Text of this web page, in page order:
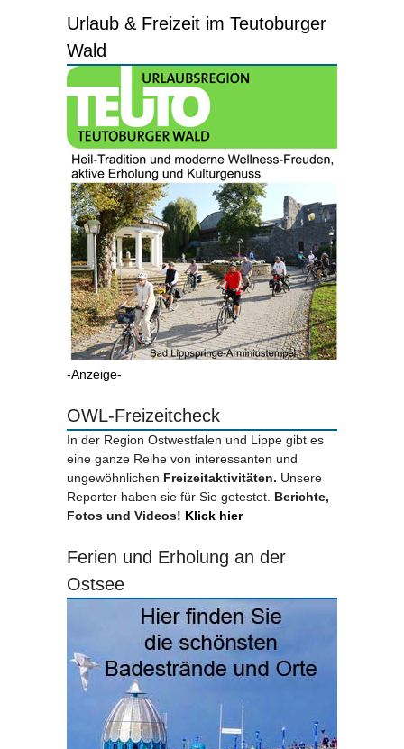
Urlaub & Freizeit im Teutoburger
Wald
-Anzeige-
OWL-Freizeitcheck
In der Region Ostwestfalen und Lippe gibt es
eine ganze Reihe von interessanten und
ungewöhnlichen Freizeitaktivitäten. Unsere
Reporter haben sie für Sie getestet. Berichte,
Fotos und Videos! Klick hier
Ferien und Erholung an der
Ostsee